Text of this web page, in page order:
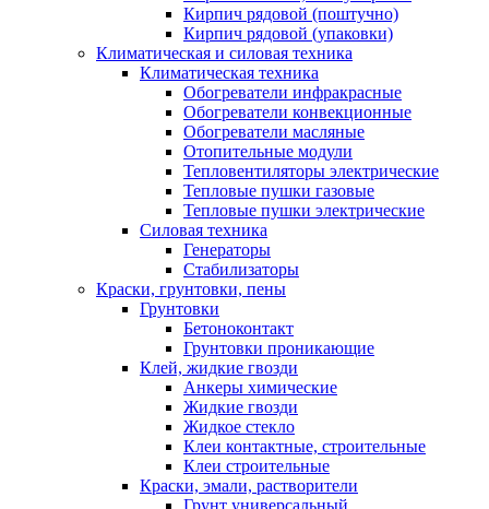
Кирпич рядовой (поштучно)
Кирпич рядовой (упаковки)
Климатическая и силовая техника
Климатическая техника
Обогреватели инфракрасные
Обогреватели конвекционные
Обогреватели масляные
Отопительные модули
Тепловентиляторы электрические
Тепловые пушки газовые
Тепловые пушки электрические
Силовая техника
Генераторы
Стабилизаторы
Краски, грунтовки, пены
Грунтовки
Бетоноконтакт
Грунтовки проникающие
Клей, жидкие гвозди
Анкеры химические
Жидкие гвозди
Жидкое стекло
Клеи контактные, строительные
Клеи строительные
Краски, эмали, растворители
Грунт универсальный